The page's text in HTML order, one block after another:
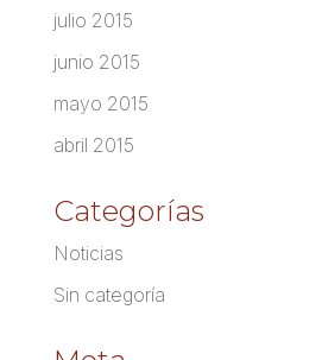
julio 2015
junio 2015
mayo 2015
abril 2015
Categorías
Noticias
Sin categoría